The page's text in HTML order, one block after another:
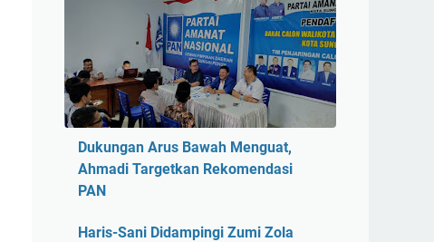
Dukungan Arus Bawah Menguat,
Ahmadi Targetkan Rekomendasi
PAN
Haris-Sani Didampingi Zumi Zola